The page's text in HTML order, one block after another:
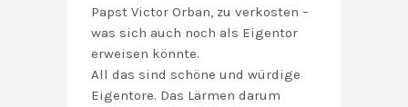
Papst Victor Orban, zu verkosten –
was sich auch noch als Eigentor
erweisen könnte.
All das sind schöne und würdige
Eigentore. Das Lärmen darum